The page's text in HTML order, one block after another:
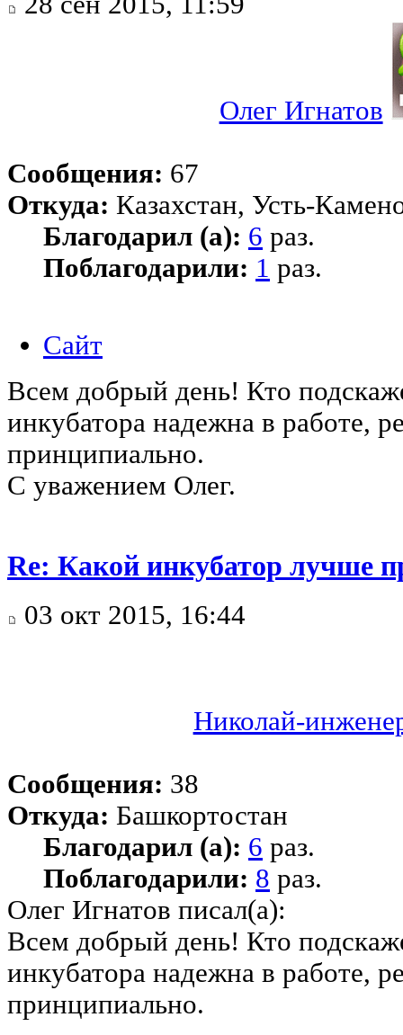
Олег Игнатов
Сообщения: 67
Откуда: Казахстан, Усть-
Благодарил (а): 6 раз.
Поблагодарили: 1 раз.
Сайт
Всем добрый день! Кто
инкубатора надежна в работе,
принципиально.
С уважением Олег.
Re: Какой инкубатор лучше
03 окт 2015, 16:44
Николай-
Сообщения: 38
Откуда: Башкортостан
Благодарил (а): 6 раз.
Поблагодарили: 8 раз.
Олег Игнатов писал(а):
Всем добрый день! Кто
инкубатора надежна в работе,
принципиально.